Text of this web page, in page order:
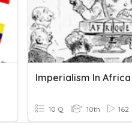
Imperialism In Africa
10 Q 10th 162